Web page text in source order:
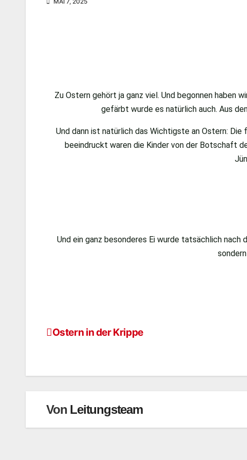
Zu Ostern gehört ja ganz viel. Und begonnen haben
gefärbt wurde es natürlich auch. Aus
Und dann ist natürlich das Wichtigste an Ostern:
beeindruckt waren die Kinder von der Botschaft
Und ein ganz besonderes Ei wurde tatsächlich
Ostern in der Krippe
Von Leitungsteam